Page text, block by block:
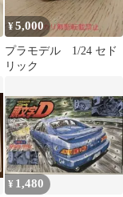
¥5,000
プラモデル 1/24 セド
リック
¥ 1,480